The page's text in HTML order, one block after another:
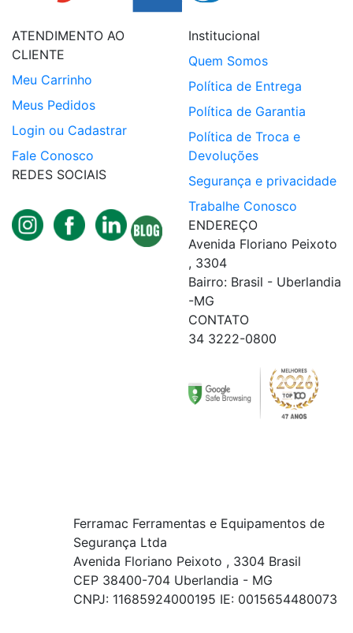
ATENDIMENTO AO
CLIENTE
Meu Carrinho
Meus Pedidos
Login ou Cadastrar
Fale Conosco
REDES SOCIAIS
Institucional
Quem Somos
Política de Entrega
Política de Garantia
Política de Troca e
Devoluções
Segurança e privacidade
Trabalhe Conosco
ENDEREÇO
Avenida Floriano Peixoto
, 3304
Bairro: Brasil - Uberlandia
-MG
CONTATO
34 3222-0800
Ferramac Ferramentas e Equipamentos de
Segurança Ltda
Avenida Floriano Peixoto , 3304 Brasil
CEP 38400-704 Uberlandia - MG
CNPJ: 11685924000195 IE: 0015654480073